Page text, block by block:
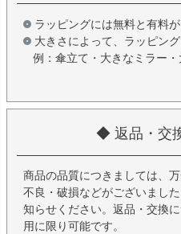
ラッピングには無料と有料が
大きさによって、ラッピン
例：傘立て・大きなミラー
◆ 返品・交
商品の品質につきましては、
不良・破損などがございまし
知らせください。返品・交換
用に限り可能です。